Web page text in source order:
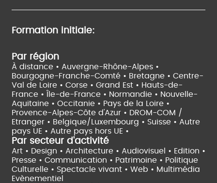
Formation initiale:
Par région
À distance • Auvergne-Rhône-Alpes •
Bourgogne-Franche-Comté • Bretagne • Centre-
Val de Loire • Corse • Grand Est • Hauts-de-
France •
Île-de-France • Normandie • Nouvelle-
Aquitaine • Occitanie • Pays de la Loire •
Provence-Alpes-Côte d'Azur • DROM-COM /
Etranger • Belgique/Luxembourg • Suisse • Autre
pays UE • Autre pays hors UE •
Par secteur d'activité
Art • Design • Architecture • Audiovisuel • Edition •
Presse • Communication • Patrimoine • Politique
Culturelle • Spectacle vivant • Web • Multimédia
Evènementiel